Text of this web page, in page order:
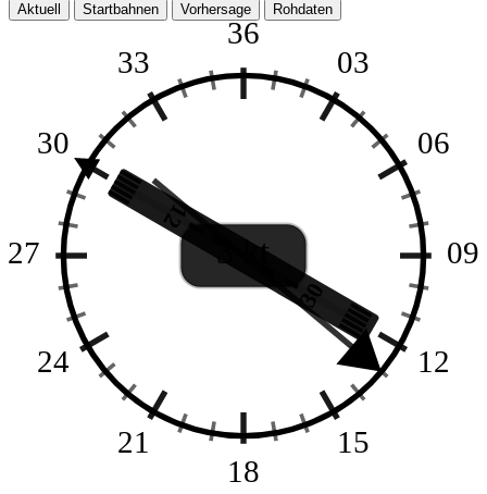
Aktuell Startbahnen Vorhersage Rohdaten
36
03
06
09
12
15
18
21
24
27
30
33
30
12
3 kt